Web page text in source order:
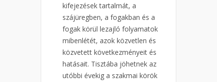
kifejezések tartalmát, a
szájüregben, a fogakban és a
fogak körül lezajló folyamatok
mibenlétét, azok közvetlen és
közvetett következményeit és
hatásait. Tisztába jöhetnek az
utóbbi évekig a szakmai körök